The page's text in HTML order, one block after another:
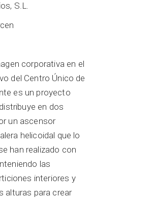
S.L.
corporativa en el
del Centro Único de
es un proyecto
en dos
un ascensor
helicoidal que lo
han realizado con
las
interiores y
alturas para crear